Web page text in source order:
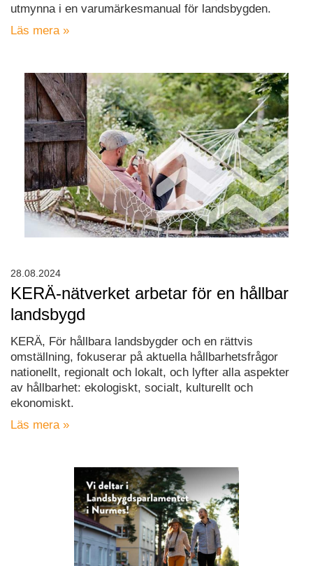
utmynna i en varumärkesmanual för landsbygden.
Läs mera »
KERÄ-nätverket arbetar för en hållbar
landsbygd
KERÄ, För hållbara landsbygder och en rättvis
omställning, fokuserar på aktuella hållbarhetsfrågor
nationellt, regionalt och lokalt, och lyfter alla aspekter
av hållbarhet: ekologiskt, socialt, kulturellt och
ekonomiskt.
Läs mera »
28.08.2024